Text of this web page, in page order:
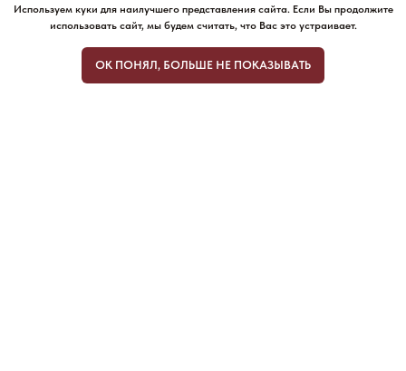
Используем куки для наилучшего представления сайта. Если Вы продолжите
использовать сайт, мы будем считать, что Вас это устраивает.
ОК ПОНЯЛ, БОЛЬШЕ НЕ ПОКАЗЫВАТЬ